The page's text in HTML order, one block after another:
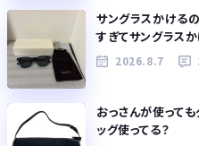
サングラスかける
すぎてサングラス
2026.8.7
おっさんが使って
ッグ使ってる？